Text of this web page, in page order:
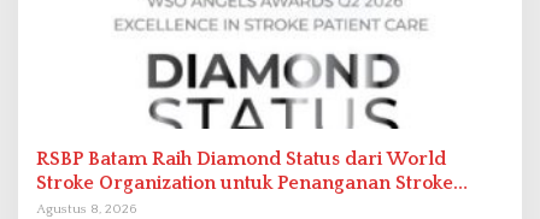
RSBP Batam Raih Diamond Status dari World
Stroke Organization untuk Penanganan Stroke
Berstandar Internasional
Agustus 8, 2026